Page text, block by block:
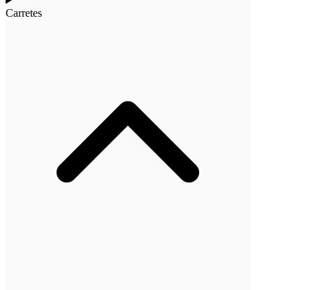
Carretes